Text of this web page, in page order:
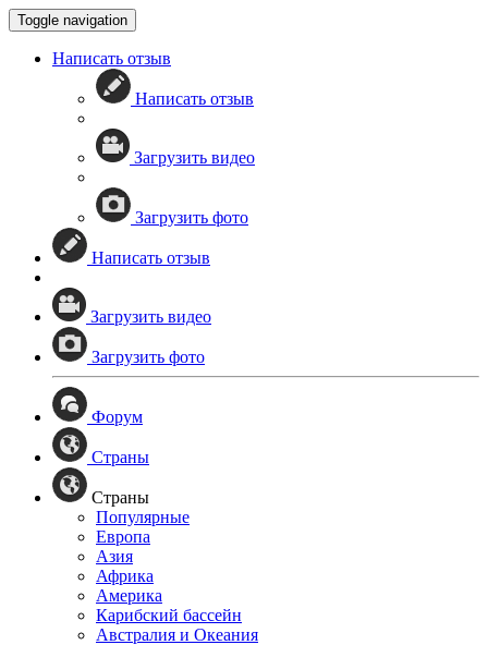
Toggle navigation
Написать отзыв
Написать отзыв
Загрузить видео
Загрузить фото
Написать отзыв
Загрузить видео
Загрузить фото
Форум
Страны
Страны
Популярные
Европа
Азия
Африка
Америка
Карибский бассейн
Австралия и Океания